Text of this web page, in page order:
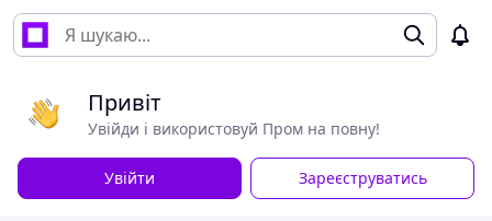
Привіт
Увійди і використовуй Пром на повну!
Увійти Зареєструватись